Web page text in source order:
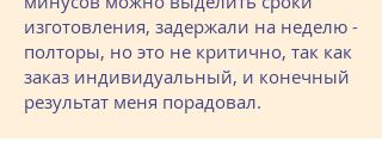
изготовления, задержали на неделю -
полторы, но это не критично, так как
заказ индивидуальный, и конечный
результат меня порадовал.